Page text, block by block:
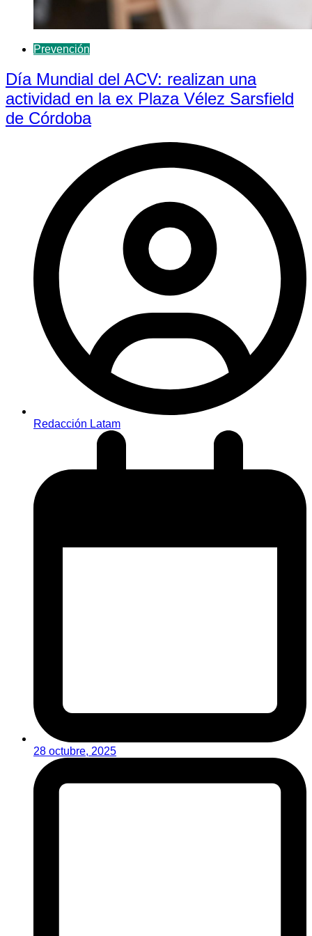
Prevención
Día Mundial del ACV: realizan una
actividad en la ex Plaza Vélez Sarsfield
de Córdoba
Redacción Latam
28 octubre, 2025